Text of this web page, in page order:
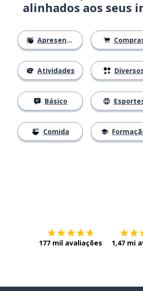
alinhados aos seus
Apresentações
Atividades
Básico
Comida
177 mil avaliações 1,47 mi